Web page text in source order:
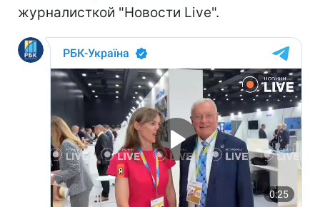
журналисткой "Новости Live".